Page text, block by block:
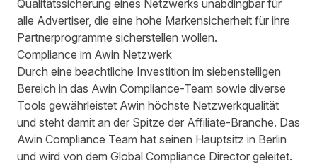
Qualitätssicherung eines Netzwerks unabdingbar für
alle Advertiser, die eine hohe Markensicherheit für ihre
Partnerprogramme sicherstellen wollen.
Compliance im Awin Netzwerk
Durch eine beachtliche Investition im siebenstelligen
Bereich in das Awin Compliance-Team sowie diverse
Tools gewährleistet Awin höchste Netzwerkqualität
und steht damit an der Spitze der Affiliate-Branche. Das
Awin Compliance Team hat seinen Hauptsitz in Berlin
und wird von dem Global Compliance Director geleitet.